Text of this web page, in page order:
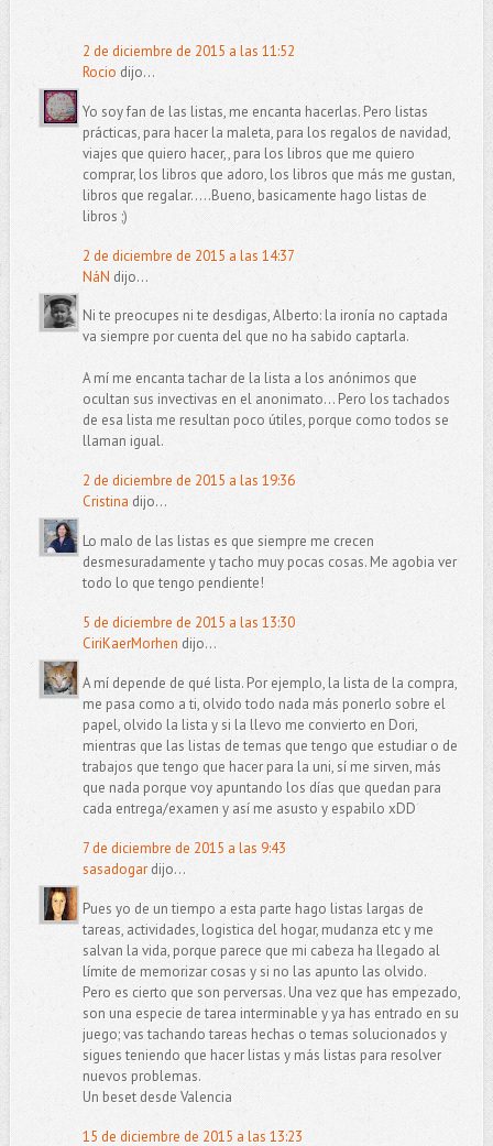
2 de diciembre de 2015 a las 11:52
Rocio dijo...
Yo soy fan de las listas, me encanta hacerlas. Pero listas
prácticas, para hacer la maleta, para los regalos de navidad,
viajes que quiero hacer,, para los libros que me quiero
comprar, los libros que adoro, los libros que más me gustan,
libros que regalar.....Bueno, basicamente hago listas de
libros ;)
2 de diciembre de 2015 a las 14:37
NáN dijo...
Ni te preocupes ni te desdigas, Alberto: la ironía no captada
va siempre por cuenta del que no ha sabido captarla.
A mí me encanta tachar de la lista a los anónimos que
ocultan sus invectivas en el anonimato... Pero los tachados
de esa lista me resultan poco útiles, porque como todos se
llaman igual.
2 de diciembre de 2015 a las 19:36
Cristina dijo...
Lo malo de las listas es que siempre me crecen
desmesuradamente y tacho muy pocas cosas. Me agobia ver
todo lo que tengo pendiente!
5 de diciembre de 2015 a las 13:30
CiriKaerMorhen dijo...
A mí depende de qué lista. Por ejemplo, la lista de la compra,
me pasa como a ti, olvido todo nada más ponerlo sobre el
papel, olvido la lista y si la llevo me convierto en Dori,
mientras que las listas de temas que tengo que estudiar o de
trabajos que tengo que hacer para la uni, sí me sirven, más
que nada porque voy apuntando los días que quedan para
cada entrega/examen y así me asusto y espabilo xDD
7 de diciembre de 2015 a las 9:43
sasadogardijo...
Pues yo de un tiempo a esta parte hago listas largas de
tareas, actividades, logistica del hogar, mudanza etc y me
salvan la vida, porque parece que mi cabeza ha llegado al
límite de memorizar cosas y si no las apunto las olvido.
Pero es cierto que son perversas. Una vez que has empezado,
son una especie de tarea interminable y ya has entrado en su
juego; vas tachando tareas hechas o temas solucionados y
sigues teniendo que hacer listas y más listas para resolver
nuevos problemas.
Un beset desde Valencia
15 de diciembre de 2015 a las 13:23